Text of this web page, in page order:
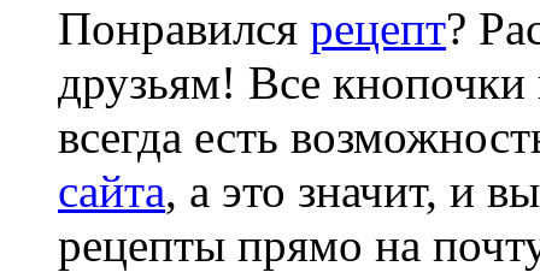
Понравился рецепт?
друзьям! Все кнопочки
всегда есть
сайта, а это значит, и
рецепты прямо на